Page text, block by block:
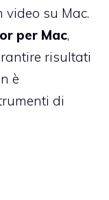
video su Mac.
per Mac,
risultati
è
di